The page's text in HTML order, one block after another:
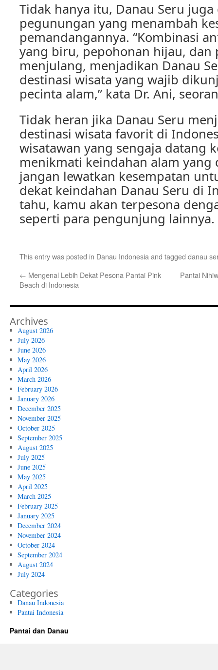
Tidak hanya itu, Danau Seru
pegunungan yang menambah
pemandangannya. “Kombinasi
yang biru, pepohonan hijau, dan
menjulang, menjadikan Danau
destinasi wisata yang wajib
pecinta alam,” kata Dr. Ani,
Tidak heran jika Danau Seru
destinasi wisata favorit di
wisatawan yang sengaja datang
menikmati keindahan alam yang
jangan lewatkan kesempatan
dekat keindahan Danau Seru di
tahu, kamu akan terpesona
seperti para pengunjung lainnya.
This entry was posted in Danau Indonesia and tagged danau
← Mengenal Lebih Dekat Pesona Pantai Pink
Beach di Indonesia
Pantai
Archives
August 2026
July 2026
June 2026
May 2026
April 2026
March 2026
February 2026
January 2026
December 2025
November 2025
October 2025
September 2025
August 2025
July 2025
June 2025
May 2025
April 2025
March 2025
February 2025
January 2025
December 2024
November 2024
October 2024
September 2024
August 2024
July 2024
Categories
Danau Indonesia
Pantai Indonesia
Pantai dan Danau